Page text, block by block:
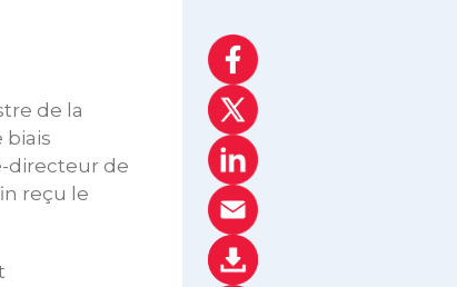
de la
biais
directeur de
reçu le